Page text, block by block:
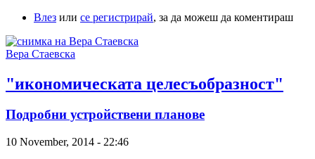
Влез или се регистрирай, за да можеш да коментираш
Вера Стаевска
"икономическата целесъобразност"
Подробни устройствени планове
10 November, 2014 - 22:46